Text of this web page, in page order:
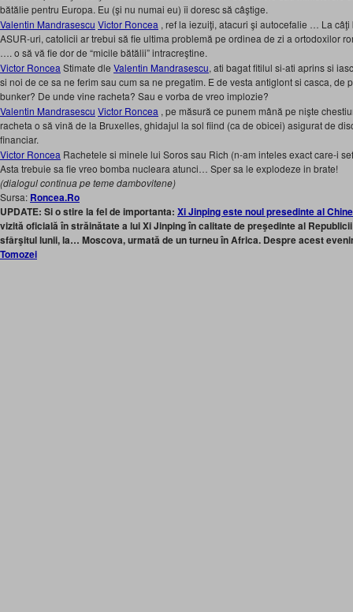
bătălie pentru Europa. Eu (şi nu numai eu) îi doresc să câştige.
Valentin Mandrasescu Victor Roncea , ref la iezuiţi, atacuri şi autocefalie … La
ASUR-uri, catolicii ar trebui să fie ultima problemă pe ordinea de zi a ortodoxilor
…. o să vă fie dor de “micile bătălii” intracreştine.
Victor Roncea Stimate dle Valentin Mandrasescu, ati bagat fitilul si-ati aprins si
si noi de ce sa ne ferim sau cum sa ne pregatim. E de vesta antiglont si casca, de
bunker? De unde vine racheta? Sau e vorba de vreo implozie?
Valentin Mandrasescu Victor Roncea , pe măsură ce punem mână pe nişte
racheta o să vină de la Bruxelles, ghidajul la sol fiind (ca de obicei) asigurat de
financiar.
Victor Roncea Rachetele si minele lui Soros sau Rich (n-am inteles exact care-i
Asta trebuie sa fie vreo bomba nucleara atunci… Sper sa le explodeze in brate!
(dialogul continua pe teme dambovitene)
Sursa: Roncea.Ro
UPDATE: Si o stire la fel de importanta: Xi Jinping este noul presedinte al
vizită oficială în străinătate a lui Xi Jinping în calitate de preşedinte al
sfârşitul lunii, la… Moscova, urmată de un turneu în Africa. Despre acest
Tomozei